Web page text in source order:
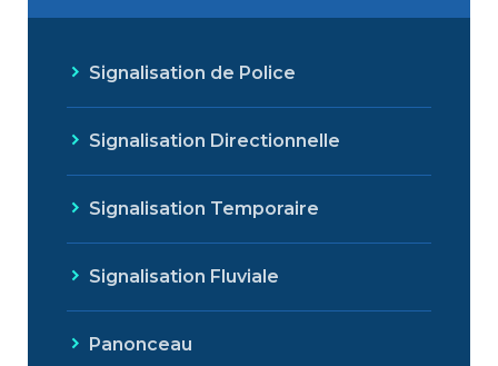
Signalisation de Police
Signalisation Directionnelle
Signalisation Temporaire
Signalisation Fluviale
Panonceau